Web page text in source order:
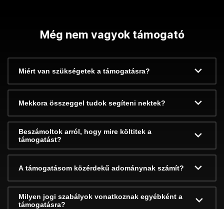
Még nem vagyok támogató
Miért van szükségetek a támogatásra?
Mekkora összeggel tudok segíteni nektek?
Beszámoltok arról, hogy mire költitek a
támogatást?
A támogatásom közérdekű adománynak számít?
Milyen jogi szabályok vonatkoznak egyébként a
támogatásra?